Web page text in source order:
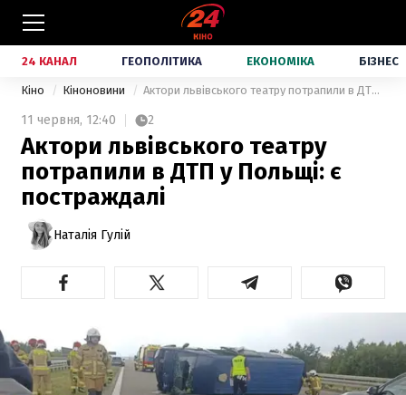
24 КАНАЛ ГЕОПОЛІТИКА ЕКОНОМІКА БІЗНЕС
Кіно Кіноновини Актори львівського театру потрапили в ДТП у Польщі: є постраждалі
11 червня, 12:40 2
Актори львівського театру
потрапили в ДТП у Польщі: є
постраждалі
Наталія Гулій